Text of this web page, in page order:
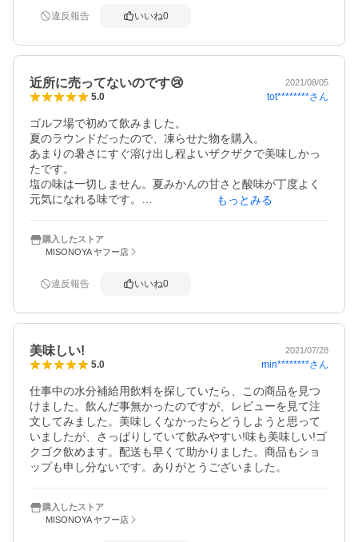
違反報告 いいね0
近所に売ってないのです😢 2021/08/05
5.0 tot********さん
ゴルフ場で初めて飲みました。
夏のラウンドだったので、凍らせた物を購入。
あまりの暑さにすぐ溶け出し程よいザクザクで美味しかっ
たです。
塩の味は一切しません。夏みかんの甘さと酸味が丁度よく
元気になれる味です。
次回のラウンドには、自宅で凍らせて持っていきたいと思
います。
もっとみる
購入したストア
MISONOYA ヤフー店
違反報告 いいね0
美味しい! 2021/07/28
5.0 min********さん
仕事中の水分補給用飲料を探していたら、この商品を見つ
けました。飲んだ事無かったのですが、レビューを見て注
文してみました。美味しくなかったらどうしようと思って
いましたが、さっぱりしていて飲みやすい!味も美味しい!ゴ
クゴク飲めます。配送も早くて助かりました。商品もショ
ップも申し分ないです。ありがとうございました。
購入したストア
MISONOYA ヤフー店